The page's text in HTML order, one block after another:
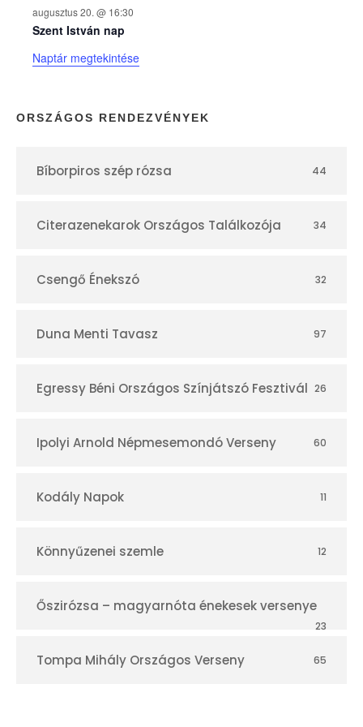
n
a
p
r
augusztus 20. @ 16:30
Szent István nap
Naptár megtekintése
ORSZÁGOS RENDEZVÉNYEK
Bíborpiros szép rózsa 44
Citerazenekarok Országos Találkozója 34
Csengő Énekszó 32
Duna Menti Tavasz 97
Egressy Béni Országos Színjátszó Fesztivál 26
Ipolyi Arnold Népmesemondó Verseny 60
Kodály Napok 11
Könnyűzenei szemle 12
Őszirózsa – magyarnóta énekesek versenye
23
Tompa Mihály Országos Verseny 65